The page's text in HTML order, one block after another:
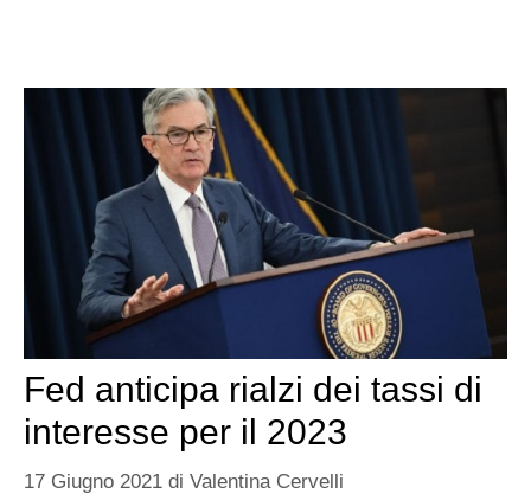
Fed anticipa rialzi dei tassi di
interesse per il 2023
17 Giugno 2021 di Valentina Cervelli